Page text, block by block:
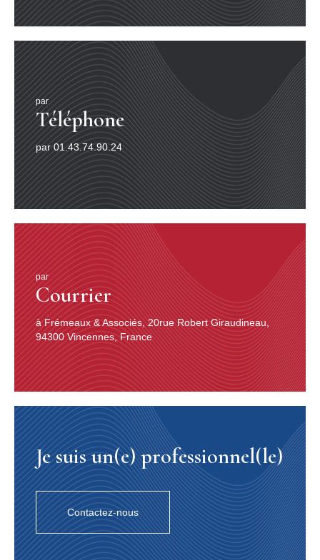
par
Téléphone
par 01.43.74.90.24
par
Courrier
à Frémeaux & Associés, 20rue Robert Giraudineau,
94300 Vincennes, France
Je suis un(e) professionnel(le)
Contactez-nous